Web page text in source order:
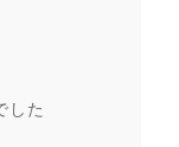
した